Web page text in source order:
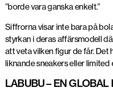
”borde vara ganska enkelt.”
Siffrorna visar inte bara på
styrkan i deras affärsmodell
att veta vilken figur de får. Det
liknande sneakers eller
LABUBU – EN GLOBAL